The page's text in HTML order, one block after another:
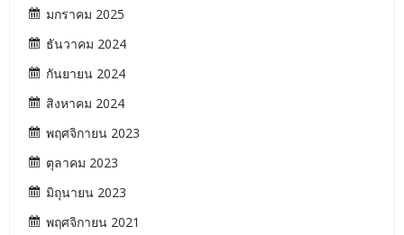
มกราคม 2025
ธันวาคม 2024
กันยายน 2024
สิงหาคม 2024
พฤศจิกายน 2023
ตุลาคม 2023
มิถุนายน 2023
พฤศจิกายน 2021